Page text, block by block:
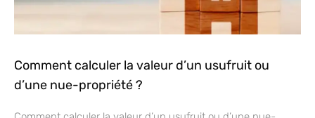
Comment calculer la valeur d’un usufruit ou
d’une nue-propriété ?